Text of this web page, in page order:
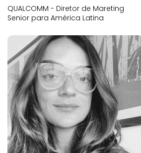
QUALCOMM - Diretor de Mareting
Senior para América Latina